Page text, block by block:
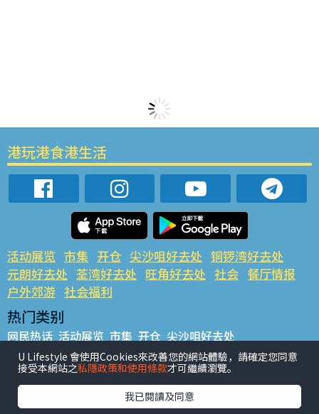
港玩港食港生活
活动展览 市集 开仓 尖沙咀好去处 铜锣湾好去处
元朗好去处 荃湾好去处 旺角好去处 社会 餐厅情报
户外郊游 社会福利
热门类别
网民热话 活动展览 市集 开仓 尖沙咀好去处
铜锣湾好去处 元朗好去处 荃湾好去处 旺角好去处 社会
餐厅情报 户外郊游
热门标签
U Lifestyle 會使用Cookies來改善您的網站體驗，請確定您同意
接受本網站之私隱政策和使用條款才可繼續瀏覽。
我已閱讀及同意